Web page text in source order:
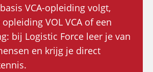
VCA-opleiding volgt,
VOL VCA of een
bij Logistic Force leer je van
en krijg je direct